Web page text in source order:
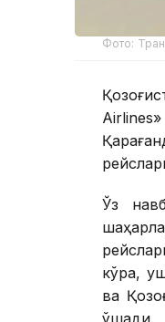
Фото:
Ўз
кўра,
ва
қўшади.